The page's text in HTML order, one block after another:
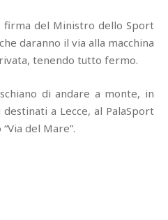
firma del Ministro dello Sport
daranno il via alla macchina
tenendo tutto fermo.
di andare a monte, in
a Lecce, al PalaSport
del Mare”.